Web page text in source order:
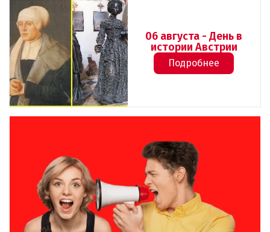
06 августа - День в
истории Австрии
Подробнее